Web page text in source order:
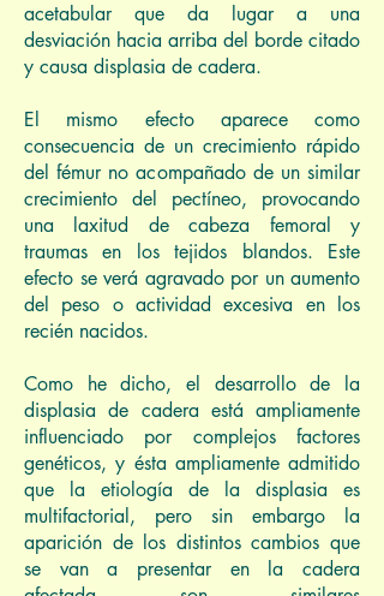
acetabular que da lugar a una
desviación hacia arriba del borde citado
y causa displasia de cadera.
El mismo efecto aparece como
consecuencia de un crecimiento rápido
del fémur no acompañado de un similar
crecimiento del pectíneo, provocando
una laxitud de cabeza femoral y
traumas en los tejidos blandos. Este
efecto se verá agravado por un aumento
del peso o actividad excesiva en los
recién nacidos.
Como he dicho, el desarrollo de la
displasia de cadera está ampliamente
influenciado por complejos factores
genéticos, y ésta ampliamente admitido
que la etiología de la displasia es
multifactorial, pero sin embargo la
aparición de los distintos cambios que
se van a presentar en la cadera